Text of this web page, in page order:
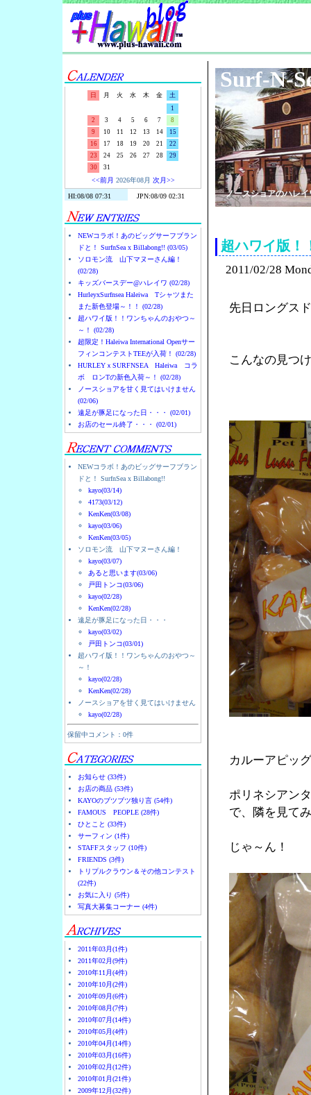
日 月 火 水 木 金
土
1
2
3 4 5 6 7
8
9
10 11 12 13 14
15
16
17 18 19 20 21
22
23
24 25 26 27 28
29
30
31
<<前月 2026年08月 次月>>
NEWコラボ！あのビッグサーフブラン
ドと！ SurfnSea x Billabong!! (03/05)
ソロモン流 山下マヌーさん編！
(02/28)
キッズバースデー@ハレイワ (02/28)
HurleyxSurfnsea Haleiwa Tシャツまた
また新色登場～！！ (02/28)
超ハワイ版！！ワンちゃんのおやつ～
～！ (02/28)
超限定！Haleiwa International Openサー
フィンコンテストTEEが入荷！ (02/28)
HURLEYｘSURFNSEA Haleiwa コラ
ボ ロンTの新色入荷～！ (02/28)
ノースショアを甘く見てはいけません
(02/06)
遠足が豚足になった日・・・ (02/01)
お店のセール終了・・・ (02/01)
NEWコラボ！あのビッグサーフブラン
ドと！ SurfnSea x Billabong!!
kayo(03/14)
4173(03/12)
KenKen(03/08)
kayo(03/06)
KenKen(03/05)
ソロモン流 山下マヌーさん編！
kayo(03/07)
あると思います(03/06)
戸田トンコ(03/06)
kayo(02/28)
KenKen(02/28)
遠足が豚足になった日・・・
kayo(03/02)
戸田トンコ(03/01)
超ハワイ版！！ワンちゃんのおやつ～
～！
kayo(02/28)
KenKen(02/28)
ノースショアを甘く見てはいけません
kayo(02/28)
保留中コメント：0件
お知らせ (33件)
お店の商品 (53件)
KAYOのブツブツ独り言 (54件)
FAMOUS PEOPLE (28件)
ひとこと (33件)
サーフィン (1件)
STAFFスタッフ (10件)
FRIENDS (3件)
トリプルクラウン＆その他コンテスト
(22件)
お気に入り (5件)
写真大募集コーナー (4件)
2011年03月(1件)
2011年02月(9件)
2010年11月(4件)
2010年10月(2件)
2010年09月(6件)
2010年08月(7件)
2010年07月(14件)
2010年05月(4件)
2010年04月(14件)
2010年03月(16件)
2010年02月(12件)
2010年01月(21件)
2009年12月(32件)
Surf-N-
ノースショアのハレ
超ハワイ版！
2011/02/28
先日ロングス
こんなの見つ
カルーアピッ
ポリネシアン
で、隣を見て
じゃ～ん！